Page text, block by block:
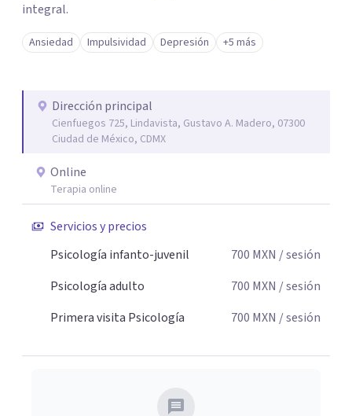
integral.
Ansiedad Impulsividad Depresión +5 más
Dirección principal
Cienfuegos 725, Lindavista, Gustavo A. Madero, 07300
Ciudad de México, CDMX
Online
Terapia online
Servicios y precios
Psicología infanto-juvenil
700 MXN / sesión
Psicología adulto
700 MXN / sesión
Primera visita Psicología
700 MXN / sesión